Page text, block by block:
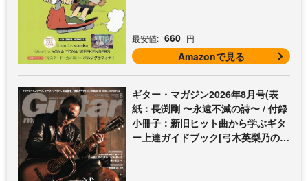
最安値: 660 円
Amazonで見る
ギター・マガジン2026年8月号(表
紙：長渕剛 〜永遠不滅の詩〜 / 付録
小冊子：新旧ヒット曲から学ぶギタ
ー上達ガイドブック[弓木英梨乃の放